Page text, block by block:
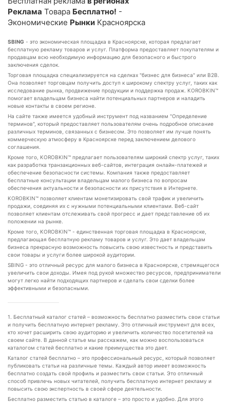
Реклама Товара Бесплатно! -
Экономические Рынки Красноярска
SBING - это экономическая площадка в Красноярске, которая предлагает
бесплатную рекламу товаров и услуг. Платформа предоставляет покупателям и
продавцам всю необходимую информацию для безопасного и быстрого
заключения сделок.
Торговая площадка специализируется на сделках "бизнес для бизнеса" или B2B.
Она позволяет торговцам получить доступ к широкому спектру услуг, таких как
исследование рынка, продвижение продукции и поддержка продаж. KOROBKIN™
помогает владельцам бизнеса найти потенциальных партнеров и наладить
новые контакты в своем регионе.
На сайте также имеется удобный инструмент под названием "Определение
терминов", который предоставляет пользователям очень подробное описание
различных терминов, связанных с бизнесом. Это позволяет им лучше понять
коммерческую атмосферу в Красноярске перед заключением делового
соглашения.
Кроме того, KOROBKIN™ предлагает пользователям широкий спектр услуг, таких
как разработка транзакционных веб-сайтов, интеграция онлайн-платежей и
обеспечение безопасности системы. Компания также предоставляет
бесплатные консультации владельцам малого бизнеса по вопросам
обеспечения актуальности и безопасности их присутствия в Интернете.
KOROBKIN™ позволяет клиентам монетизировать свой трафик и увеличить
продажи, соединяя их с нужными потенциальными клиентами. Веб-сайт
позволяет клиентам отслеживать свой прогресс и дает представление об их
положении на рынке.
Кроме того, KOROBKIN™ - единственная торговая площадка в Красноярске,
предлагающая бесплатную рекламу товаров и услуг. Это дает владельцам
бизнеса прекрасную возможность повысить свою известность и представить
свои товары и услуги более широкой аудитории.
SBING - это отличный ресурс для малого бизнеса в Красноярске, стремящегося
увеличить свои доходы. Имея под рукой множество ресурсов, предприниматели
могут легко найти подходящих партнеров и сделать свои сделки более
эффективными и безопасными.
1. Бесплатный каталог статей – возможность бесплатно разместить свои статьи
и получить бесплатную интернет рекламу. Это отличный инструмент для всех,
кто хочет расширить свою аудиторию и увеличить количество посетителей на
своем сайте. В данной статье мы расскажем, как можно воспользоваться
каталогом статей бесплатно и какие преимущества это дает.
Каталог статей бесплатно – это профессиональный ресурс, который позволяет
публиковать статьи на различные темы. Каждый автор имеет возможность
бесплатно создать свой профиль и разместить свои статьи. Это отличный
способ привлечь новых читателей, получить бесплатную интернет рекламу и
повысить свою экспертность в своей сфере деятельности.
Бесплатно разместить статью в каталоге – это просто и удобно. Для этого